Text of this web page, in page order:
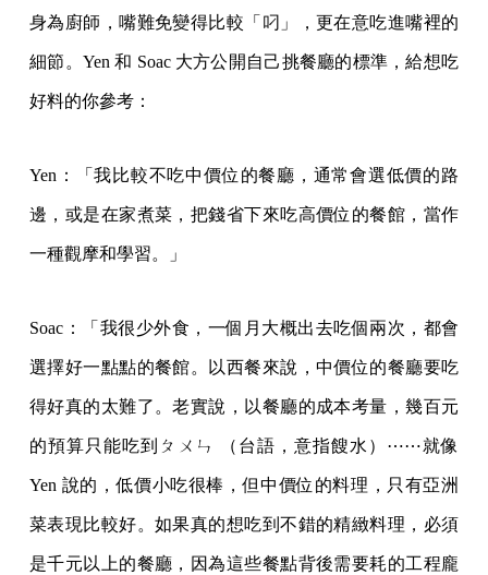
身為廚師，嘴難免變得比較「叼」，更在意吃進嘴裡的
細節。Yen 和 Soac 大方公開自己挑餐廳的標準，給想吃
好料的你參考：
Yen：「我比較不吃中價位的餐廳，通常會選低價的路
邊，或是在家煮菜，把錢省下來吃高價位的餐館，當作
一種觀摩和學習。」
Soac：「我很少外食，一個月大概出去吃個兩次，都會
選擇好一點點的餐館。以西餐來說，中價位的餐廳要吃
得好真的太難了。老實說，以餐廳的成本考量，幾百元
的預算只能吃到ㄆㄨㄣ （台語，意指餿水）⋯⋯就像
Yen 說的，低價小吃很棒，但中價位的料理，只有亞洲
菜表現比較好。如果真的想吃到不錯的精緻料理，必須
是千元以上的餐廳，因為這些餐點背後需要耗的工程龐